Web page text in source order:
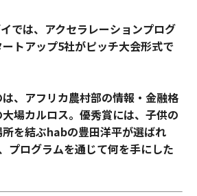
では、アクセラレーションプログ
トアップ5社がピッチ大会形式で
、アフリカ農村部の情報・金融格
場カルロス。優秀賞には、子供の
を結ぶhabの豊田洋平が選ばれ
プログラムを通じて何を手にした